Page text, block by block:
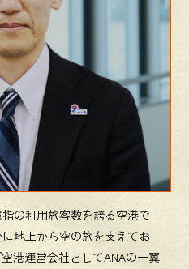
の利用旅客数を誇る空港で
地上から空の旅を支えてお
港運営会社としてANAの一翼